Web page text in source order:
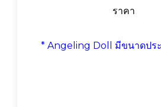
ราคา
* Angeling Doll มีขนาดปร